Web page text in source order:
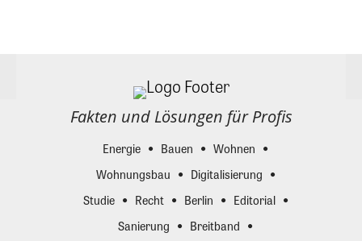
Fakten und Lösungen für Profis
Energie Bauen
Wohnen
Wohnungsbau
Digitalisierung
Studie
Recht Berlin
Editorial
Sanierung
Breitband